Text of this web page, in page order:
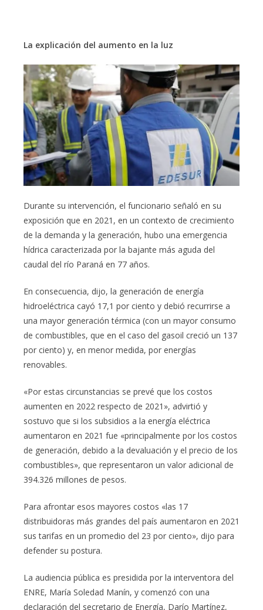
La explicación del aumento en la luz
Durante su intervención, el funcionario señaló en su
exposición que en 2021, en un contexto de crecimiento
de la demanda y la generación, hubo una emergencia
hídrica caracterizada por la bajante más aguda del
caudal del río Paraná en 77 años.
En consecuencia, dijo, la generación de energía
hidroeléctrica cayó 17,1 por ciento y debió recurrirse a
una mayor generación térmica (con un mayor consumo
de combustibles, que en el caso del gasoil creció un 137
por ciento) y, en menor medida, por energías
renovables.
«Por estas circunstancias se prevé que los costos
aumenten en 2022 respecto de 2021», advirtió y
sostuvo que si los subsidios a la energía eléctrica
aumentaron en 2021 fue «principalmente por los costos
de generación, debido a la devaluación y el precio de los
combustibles», que representaron un valor adicional de
394.326 millones de pesos.
Para afrontar esos mayores costos «las 17
distribuidoras más grandes del país aumentaron en 2021
sus tarifas en un promedio del 23 por ciento», dijo para
defender su postura.
La audiencia pública es presidida por la interventora del
ENRE, María Soledad Manín, y comenzó con una
declaración del secretario de Energía, Darío Martínez,